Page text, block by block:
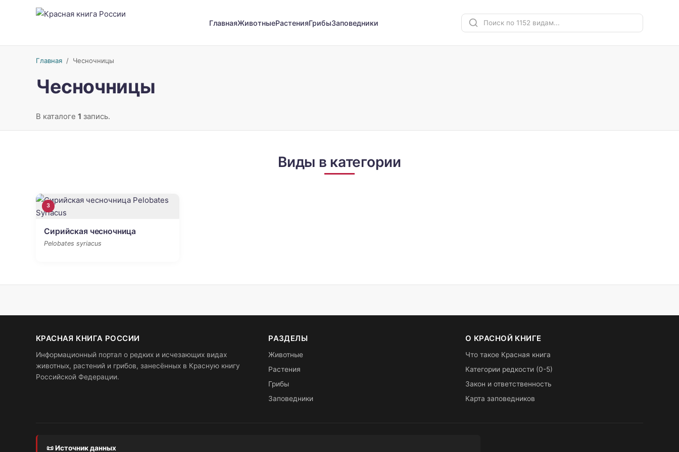
ГлавнаяЖивотныеРастенияГрибыЗаповедники
Главная/ Чесночницы
Чесночницы
В каталоге 1 запись.
Виды в категории
3
Сирийская чесночница
Pelobates syriacus
КРАСНАЯ КНИГА РОССИИ
Информационный портал о редких и исчезающих видах
животных, растений и грибов, занесённых в Красную книгу
Российской Федерации.
РАЗДЕЛЫ
Животные
Растения
Грибы
Заповедники
О КРАСНОЙ КНИГЕ
Что такое Красная книга
Категории редкости (0-5)
Закон и ответственность
Карта заповедников
📜 Источник данных